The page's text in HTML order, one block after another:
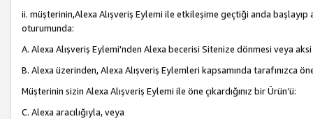
ii. müşterinin,Alexa Alışveriş Eylemi ile etkileşime geçtiği anda
oturumunda:
A. Alexa Alışveriş Eylemi'nden Alexa becerisi Sitenize dönmesi veya
B. Alexa üzerinden, Alexa Alışveriş Eylemleri kapsamında tarafınızca
Müşterinin sizin Alexa Alışveriş Eylemi ile öne çıkardığınız bir Ürün’ü:
C. Alexa aracılığıyla, veya